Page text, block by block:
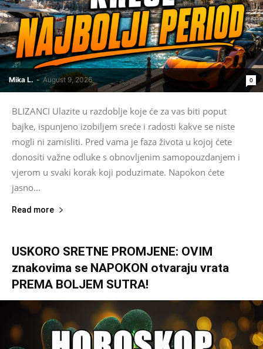
Mika L. - August 9, 2026 0
BLIZANCI Ulazite u razdoblje koje će za vas biti poput
bajke, ispunjeno izobiljem sreće i radosti kakve se niste
mogli ni zamisliti. Pred vama je faza života u kojoj ćete
donositi važne odluke s obnovljenim samopouzdanjem i
vjerom u svaki korak koji poduzimate. Napokon ćete
jasno...
Read more
USKORO SRETNE PROMJENE: OVIM
znakovima se NAPOKON otvaraju vrata
PREMA BOLJEM SUTRA!